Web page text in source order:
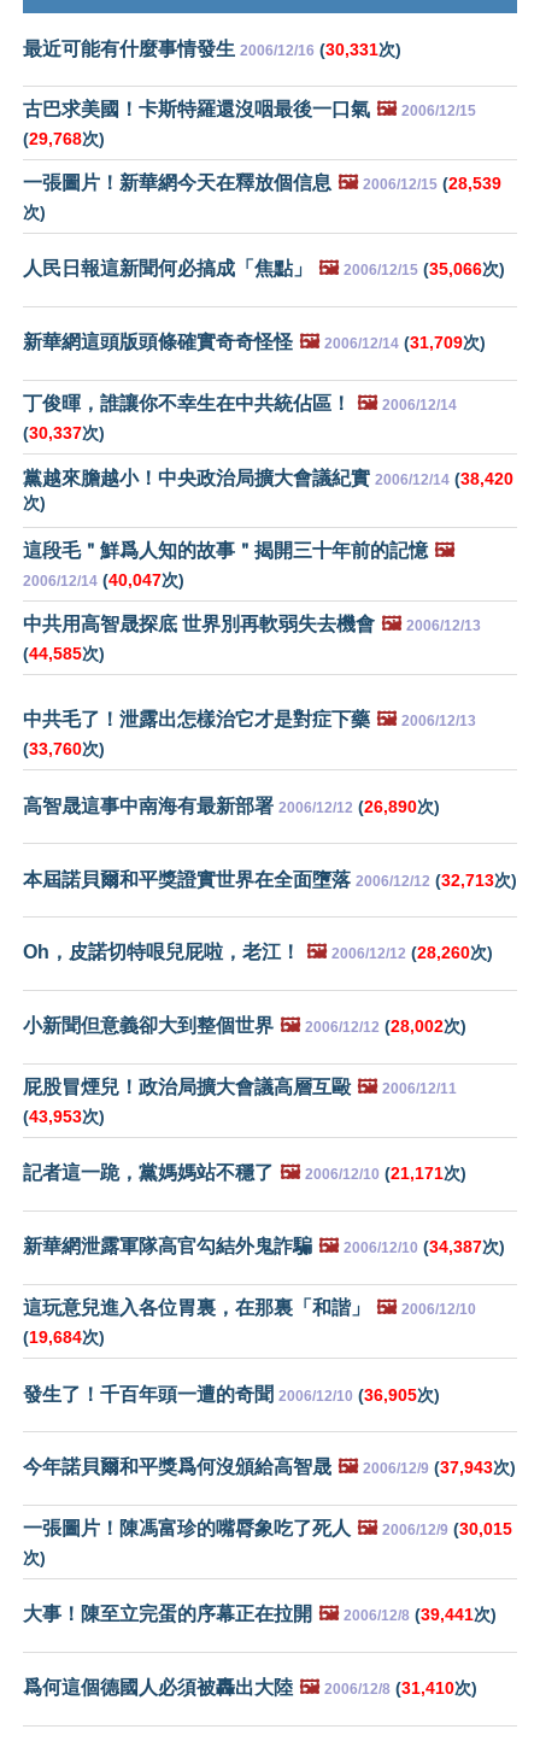
最近可能有什麼事情發生 2006/12/16 (30,331次)
古巴求美國！卡斯特羅還沒咽最後一口氣 🖼️ 2006/12/15
(29,768次)
一張圖片！新華網今天在釋放個信息 🖼️ 2006/12/15 (28,539
次)
人民日報這新聞何必搞成「焦點」 🖼️ 2006/12/15 (35,066次)
新華網這頭版頭條確實奇奇怪怪 🖼️ 2006/12/14 (31,709次)
丁俊暉，誰讓你不幸生在中共統佔區！ 🖼️ 2006/12/14
(30,337次)
黨越來膽越小！中央政治局擴大會議紀實 2006/12/14 (38,420
次)
這段毛＂鮮爲人知的故事＂揭開三十年前的記憶 🖼️
2006/12/14 (40,047次)
中共用高智晟探底 世界別再軟弱失去機會 🖼️ 2006/12/13
(44,585次)
中共毛了！泄露出怎樣治它才是對症下藥 🖼️ 2006/12/13
(33,760次)
高智晟這事中南海有最新部署 2006/12/12 (26,890次)
本屆諾貝爾和平獎證實世界在全面墮落 2006/12/12 (32,713次)
Oh，皮諾切特哏兒屁啦，老江！ 🖼️ 2006/12/12 (28,260次)
小新聞但意義卻大到整個世界 🖼️ 2006/12/12 (28,002次)
屁股冒煙兒！政治局擴大會議高層互毆 🖼️ 2006/12/11
(43,953次)
記者這一跪，黨媽媽站不穩了 🖼️ 2006/12/10 (21,171次)
新華網泄露軍隊高官勾結外鬼詐騙 🖼️ 2006/12/10 (34,387次)
這玩意兒進入各位胃裏，在那裏「和諧」 🖼️ 2006/12/10
(19,684次)
發生了！千百年頭一遭的奇聞 2006/12/10 (36,905次)
今年諾貝爾和平獎爲何沒頒給高智晟 🖼️ 2006/12/9 (37,943次)
一張圖片！陳馮富珍的嘴脣象吃了死人 🖼️ 2006/12/9 (30,015
次)
大事！陳至立完蛋的序幕正在拉開 🖼️ 2006/12/8 (39,441次)
爲何這個德國人必須被轟出大陸 🖼️ 2006/12/8 (31,410次)